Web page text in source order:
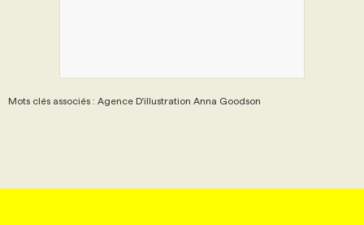
Mots clés associés : Agence D'illustration Anna Goodson